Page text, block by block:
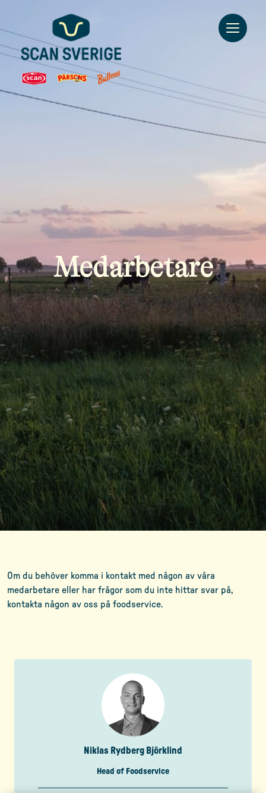
Medarbetare
Om du behöver komma i kontakt med någon av våra
medarbetare eller har frågor som du inte hittar svar på,
kontakta någon av oss på foodservice.
Niklas Rydberg Björklind
Head of Foodservice